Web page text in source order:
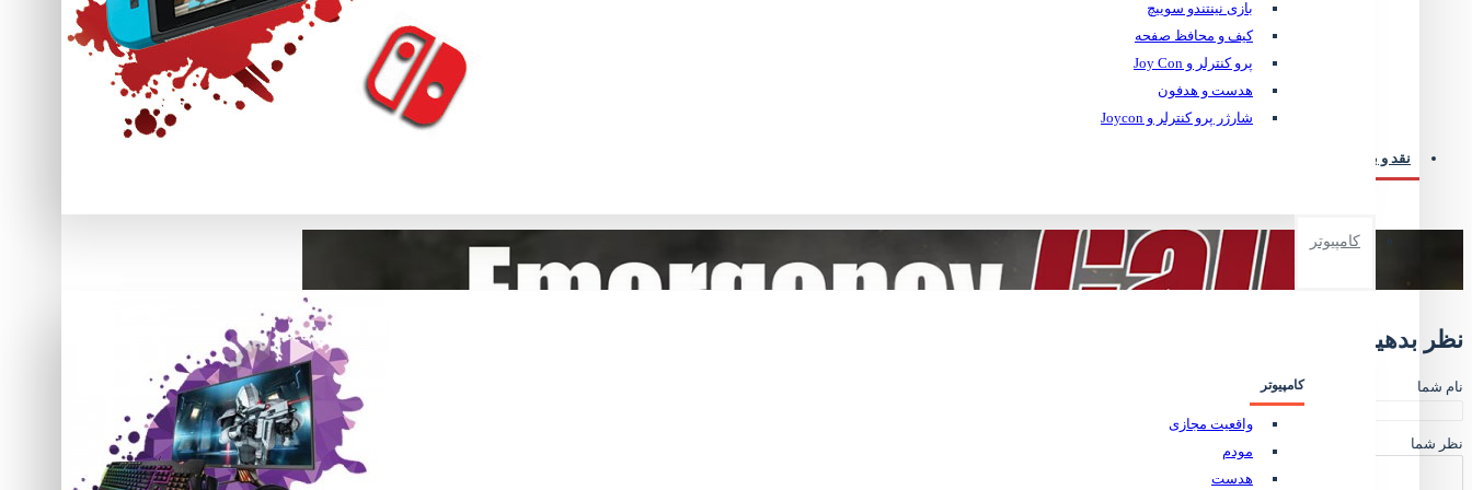
بازی نینتندو سوییچ
کیف و محافظ صفحه
پرو کنترلر و Joy Con
هدست و هدفون
شارژر پرو کنترلر و Joycon
کامپیوتر
کامپیوتر
واقعیت مجازی
مودم
هدست
نقد و بررسی
نظر بدهید
نام شما
نظر شما